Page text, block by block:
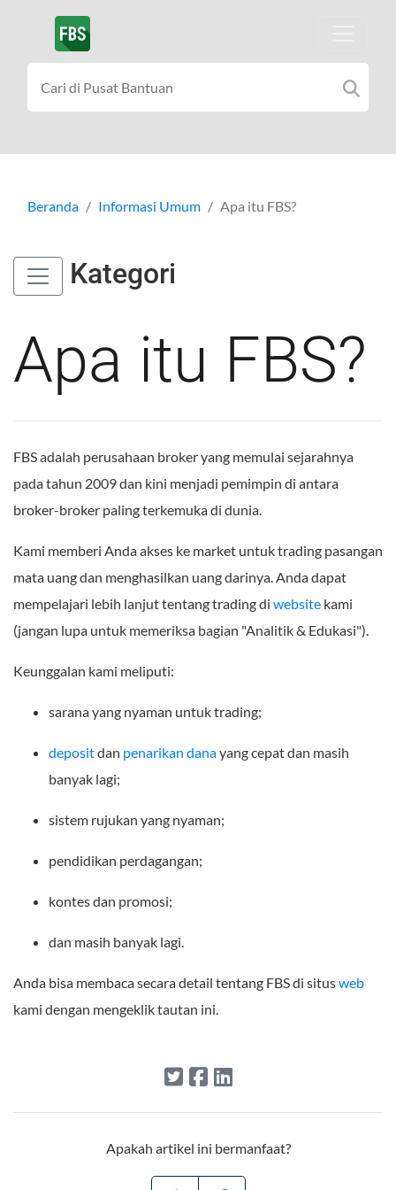
Beranda Informasi Umum Apa itu FBS?
Kategori
Apa itu FBS?
FBS adalah perusahaan broker yang memulai sejarahnya
pada tahun 2009 dan kini menjadi pemimpin di antara
broker-broker paling terkemuka di dunia.
Kami memberi Anda akses ke market untuk trading pasangan
mata uang dan menghasilkan uang darinya. Anda dapat
mempelajari lebih lanjut tentang trading di website kami
(jangan lupa untuk memeriksa bagian "Analitik & Edukasi").
Keunggalan kami meliputi:
sarana yang nyaman untuk trading;
depositdan penarikan danayang cepat dan masih
banyak lagi;
sistem rujukan yang nyaman;
pendidikan perdagangan;
kontes dan promosi;
dan masih banyak lagi.
Anda bisa membaca secara detail tentang FBS di situsweb
kami dengan mengeklik tautan ini.
Apakah artikel ini bermanfaat?